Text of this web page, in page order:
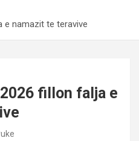
e namazit te teravive
fillon falja e